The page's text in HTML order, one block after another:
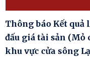
Thông báo Kết quả
đấu giá tài sản (Mỏ
khu vực cửa sông